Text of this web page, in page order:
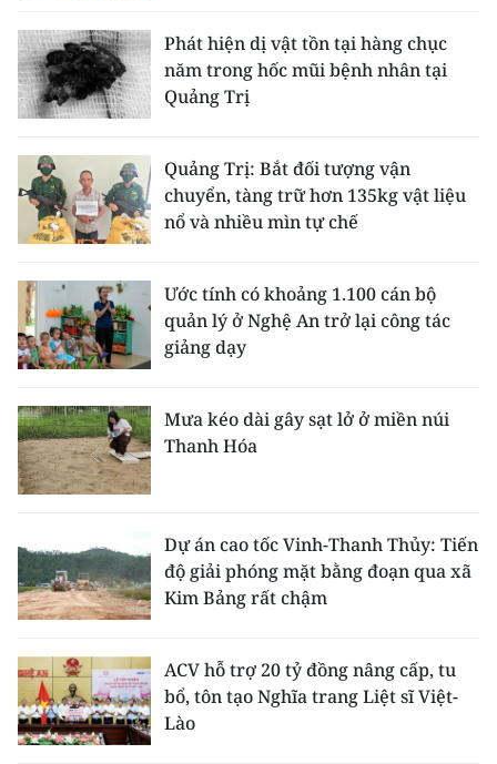
Phát hiện dị vật tồn tại hàng chục
năm trong hốc mũi bệnh nhân tại
Quảng Trị
Quảng Trị: Bắt đối tượng vận
chuyển, tàng trữ hơn 135kg vật liệu
nổ và nhiều mìn tự chế
Ước tính có khoảng 1.100 cán bộ
quản lý ở Nghệ An trở lại công tác
giảng dạy
Mưa kéo dài gây sạt lở ở miền núi
Thanh Hóa
Dự án cao tốc Vinh-Thanh Thủy: Tiến
độ giải phóng mặt bằng đoạn qua xã
Kim Bảng rất chậm
ACV hỗ trợ 20 tỷ đồng nâng cấp, tu
bổ, tôn tạo Nghĩa trang Liệt sĩ Việt-
Lào